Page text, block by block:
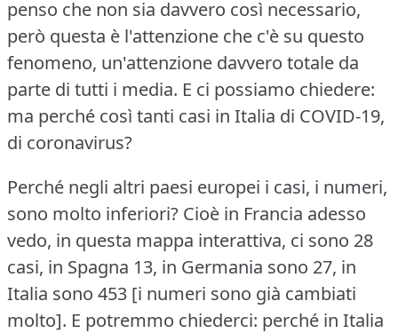
penso che non sia davvero così necessario,
però questa è l'attenzione che c'è su questo
fenomeno, un'attenzione davvero totale da
parte di tutti i media. E ci possiamo chiedere:
ma perché così tanti casi in Italia di COVID-19,
di coronavirus?
Perché negli altri paesi europei i casi, i numeri,
sono molto inferiori? Cioè in Francia adesso
vedo, in questa mappa interattiva, ci sono 28
casi, in Spagna 13, in Germania sono 27, in
Italia sono 453 [i numeri sono già cambiati
molto]. E potremmo chiederci: perché in Italia